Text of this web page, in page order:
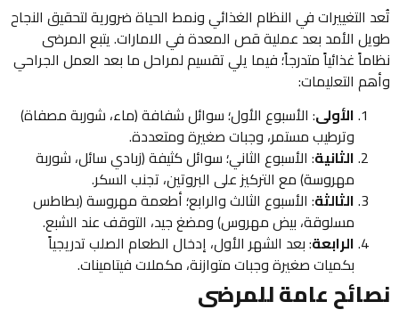
تُعد التغييرات في النظام الغذائي ونمط الحياة ضرورية لتحقيق النجاح
طويل الأمد بعد عملية قص المعدة في الامارات. يتبع المرضى
نظاماً غذائياً متدرجاً؛ فيما يلي تقسيم لمراحل ما بعد العمل الجراحي
وأهم التعليمات:
الأولى: الأسبوع الأول؛ سوائل شفافة (ماء، شوربة مصفاة)
وترطيب مستمر، وجبات صغيرة ومتعددة.
الثانية: الأسبوع الثاني؛ سوائل كثيفة (زبادي سائل، شوربة
مهروسة) مع التركيز على البروتين، تجنب السكر.
الثالثة: الأسبوع الثالث والرابع؛ أطعمة مهروسة (بطاطس
مسلوقة، بيض مهروس) ومضغ جيد، التوقف عند الشبع.
الرابعة: بعد الشهر الأول، إدخال الطعام الصلب تدريجياً
بكميات صغيرة وجبات متوازنة، مكملات فيتامينات.
نصائح عامة للمرضى